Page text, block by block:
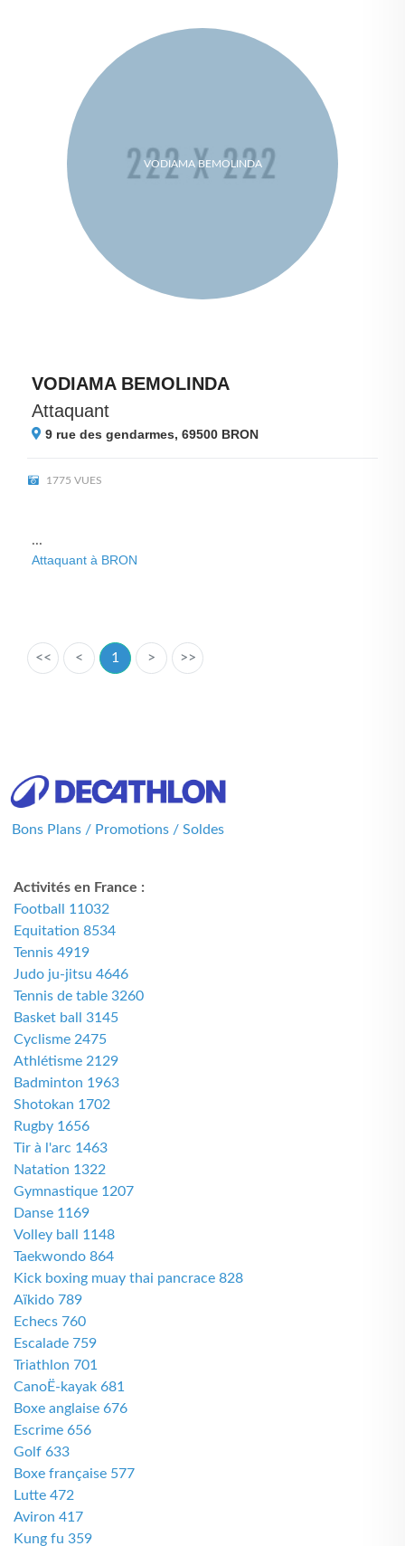
VODIAMA BEMOLINDA
VODIAMA BEMOLINDA
Attaquant
9 rue des gendarmes, 69500 BRON
1775 VUES
...
Attaquant à BRON
<< < 1 > >>
Bons Plans / Promotions / Soldes
Activités en France :
Football 11032
Equitation 8534
Tennis 4919
Judo ju-jitsu 4646
Tennis de table 3260
Basket ball 3145
Cyclisme 2475
Athlétisme 2129
Badminton 1963
Shotokan 1702
Rugby 1656
Tir à l'arc 1463
Natation 1322
Gymnastique 1207
Danse 1169
Volley ball 1148
Taekwondo 864
Kick boxing muay thai pancrace 828
Aïkido 789
Echecs 760
Escalade 759
Triathlon 701
CanoË-kayak 681
Boxe anglaise 676
Escrime 656
Golf 633
Boxe française 577
Lutte 472
Aviron 417
Kung fu 359